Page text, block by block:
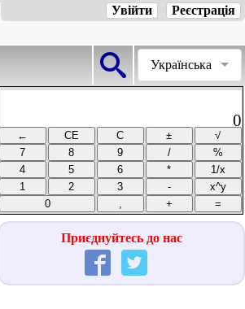
Реєстрація
Увійти
Українська
0
Приєднуйтесь до нас